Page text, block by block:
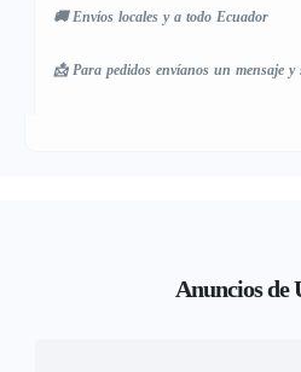
🚚 Envíos locales y a todo Ecuador
📩 Para pedidos envíanos un mensaje
Anuncios de